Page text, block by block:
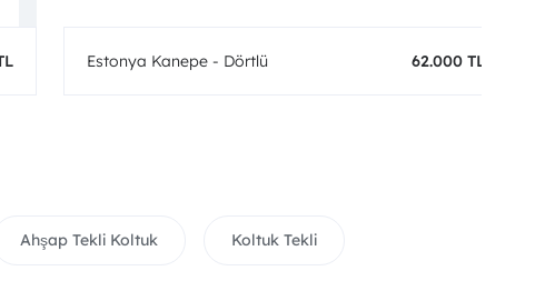
Estonya Kanepe - Dörtlü 62.000 TL
Ahşap Tekli Koltuk Koltuk Tekli